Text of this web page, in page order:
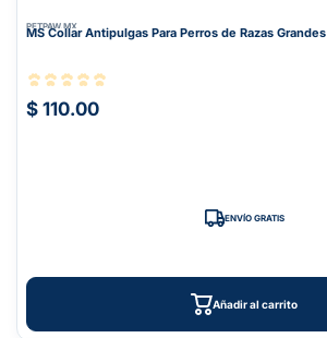
PETPAW.MX
MS Collar Antipulgas Para Perros de Razas Grandes
$ 110.00
ENVÍO GRATIS
Añadir al carrito